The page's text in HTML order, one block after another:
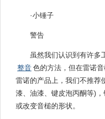
·小锤子
警告
虽然我们认识到有许多
整音色的方法，但在雷诺
雷诺的产品上，我们不推荐
漆、油漆、键皮泡丙酮等)
或改变音槌的形状。